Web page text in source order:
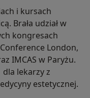
i kursach
Brała udział w
kongresach
London,
IMCAS w Paryżu.
lekarzy z
estetycznej.